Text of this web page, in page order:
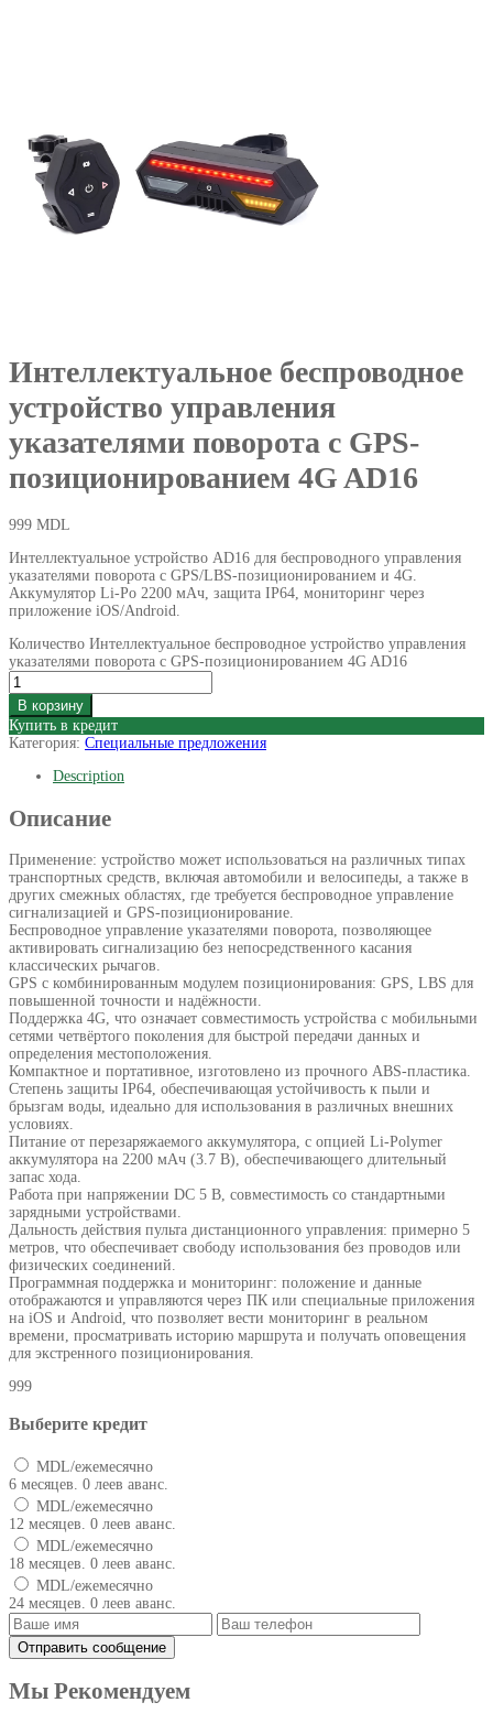
Интеллектуальное беспроводное
устройство управления
указателями поворота с GPS-
позиционированием 4G AD16
999 MDL
Интеллектуальное устройство AD16 для беспроводного управления
указателями поворота с GPS/LBS-позиционированием и 4G.
Аккумулятор Li-Po 2200 мАч, защита IP64, мониторинг через
приложение iOS/Android.
Количество Интеллектуальное беспроводное устройство управления
указателями поворота с GPS-позиционированием 4G AD16
В корзину
Купить в кредит
Категория: Специальные предложения
Description
Описание
Применение: устройство может использоваться на различных типах
транспортных средств, включая автомобили и велосипеды, а также в
других смежных областях, где требуется беспроводное управление
сигнализацией и GPS-позиционирование.
Беспроводное управление указателями поворота, позволяющее
активировать сигнализацию без непосредственного касания
классических рычагов.
GPS с комбинированным модулем позиционирования: GPS, LBS для
повышенной точности и надёжности.
Поддержка 4G, что означает совместимость устройства с мобильными
сетями четвёртого поколения для быстрой передачи данных и
определения местоположения.
Компактное и портативное, изготовлено из прочного ABS-пластика.
Степень защиты IP64, обеспечивающая устойчивость к пыли и
брызгам воды, идеально для использования в различных внешних
условиях.
Питание от перезаряжаемого аккумулятора, с опцией Li-Polymer
аккумулятора на 2200 мАч (3.7 В), обеспечивающего длительный
запас хода.
Работа при напряжении DC 5 В, совместимость со стандартными
зарядными устройствами.
Дальность действия пульта дистанционного управления: примерно 5
метров, что обеспечивает свободу использования без проводов или
физических соединений.
Программная поддержка и мониторинг: положение и данные
отображаются и управляются через ПК или специальные приложения
на iOS и Android, что позволяет вести мониторинг в реальном
времени, просматривать историю маршрута и получать оповещения
для экстренного позиционирования.
999
Выберите кредит
MDL/ежемесячно
6 месяцев. 0 леев аванс.
MDL/ежемесячно
12 месяцев. 0 леев аванс.
MDL/ежемесячно
18 месяцев. 0 леев аванс.
MDL/ежемесячно
24 месяцев. 0 леев аванс.
Мы Рекомендуем